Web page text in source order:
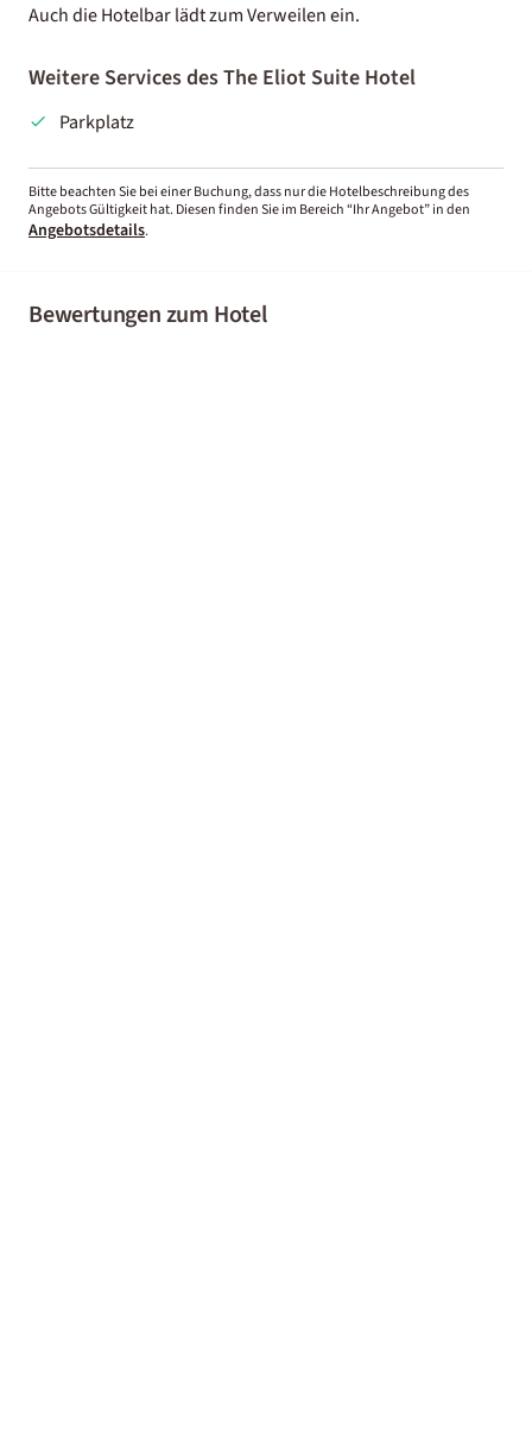
Auch die Hotelbar lädt zum Verweilen ein.
Weitere Services des The Eliot Suite Hotel
Parkplatz
Bitte beachten Sie bei einer Buchung, dass nur die Hotelbeschreibung des
Angebots Gültigkeit hat. Diesen finden Sie im Bereich “Ihr Angebot” in den
Angebotsdetails.
Bewertungen zum Hotel